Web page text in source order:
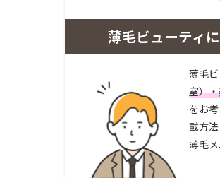
薄毛ビューティ
薄毛
室）
をお
載方
薄毛